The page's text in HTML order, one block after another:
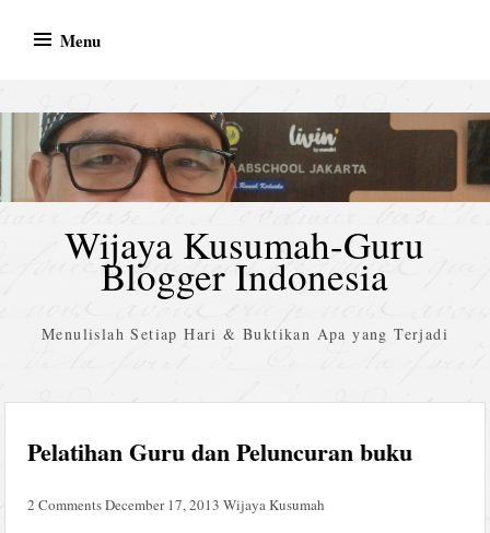
Menu
Wijaya Kusumah-Guru
Blogger Indonesia
Menulislah Setiap Hari & Buktikan Apa yang Terjadi
Pelatihan Guru dan Peluncuran buku
2 CommentsDecember 17, 2013 Wijaya Kusumah